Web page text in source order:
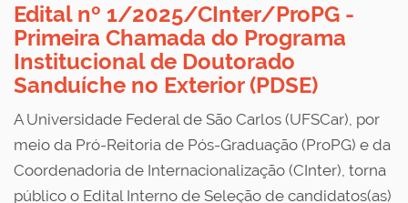
Edital nº 1/2025/CInter/ProPG -
Primeira Chamada do Programa
Institucional de Doutorado
Sanduíche no Exterior (PDSE)
A Universidade Federal de São Carlos (UFSCar), por
meio da Pró-Reitoria de Pós-Graduação (ProPG) e da
Coordenadoria de Internacionalização (CInter), torna
público o Edital Interno de Seleção de candidatos(as)